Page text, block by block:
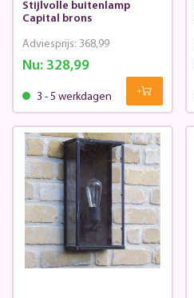
Stijlvolle buitenlamp
Capital brons
Nu:328,99
Adviesprijs: 368,99
3 - 5 werkdagen